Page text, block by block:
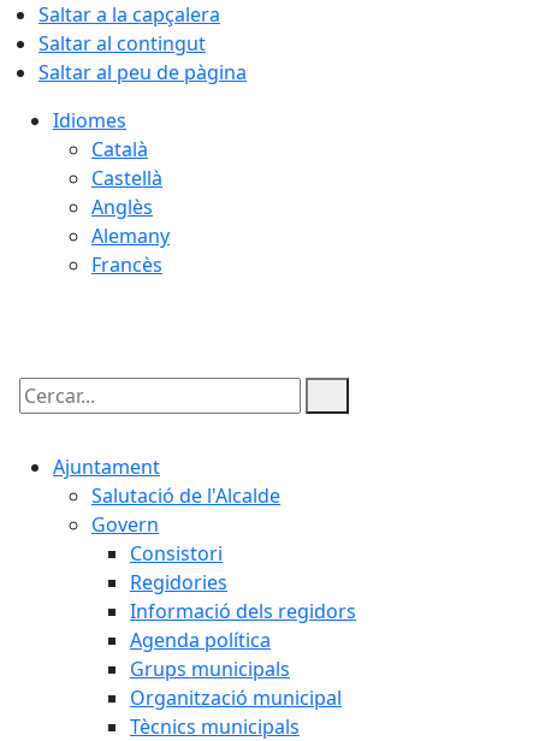
Saltar a la capçalera
Saltar al contingut
Saltar al peu de pàgina
Idiomes
Català
Castellà
Anglès
Alemany
Francès
Cercar:
Ajuntament
Salutació de l'Alcalde
Govern
Consistori
Regidories
Informació dels regidors
Agenda política
Grups municipals
Organització municipal
Tècnics municipals